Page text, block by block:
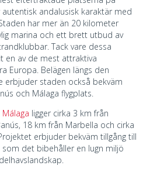
andalusisk karaktär med
har mer än 20 kilometer
marina och ett brett utbud av
Tack vare dessa
en av de mest attraktiva
Europa. Belägen längs den
erbjuder staden också bekväm
och Málaga flygplats.
ligger cirka 3 km från
18 km från Marbella och cirka
erbjuder bekväm tillgång till
det bibehåller en lugn miljö